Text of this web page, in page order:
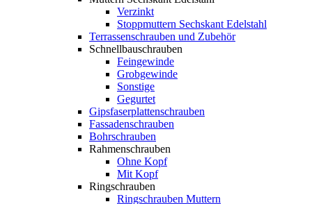
Verzinkt
Stoppmuttern Sechskant Edelstahl
Terrassenschrauben und Zubehör
Schnellbauschrauben
Feingewinde
Grobgewinde
Sonstige
Gegurtet
Gipsfaserplattenschrauben
Fassadenschrauben
Bohrschrauben
Rahmenschrauben
Ohne Kopf
Mit Kopf
Ringschrauben
Ringschrauben Muttern